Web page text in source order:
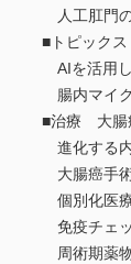
人工肛門
■トピックス
AIを活用
腸内マイ
■治療 大腸
進化する
大腸癌手
個別化医
免疫チェ
周術期薬